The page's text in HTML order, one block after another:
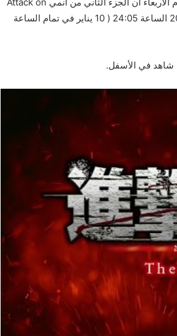
Titan الموسم الأخير سيعرض مع الحلقة 76 “إدانة”، في 9 يناير 2022 الساعة 24:05 ( 10 يناير في تمام الساعة
شاهد في الأسفل.